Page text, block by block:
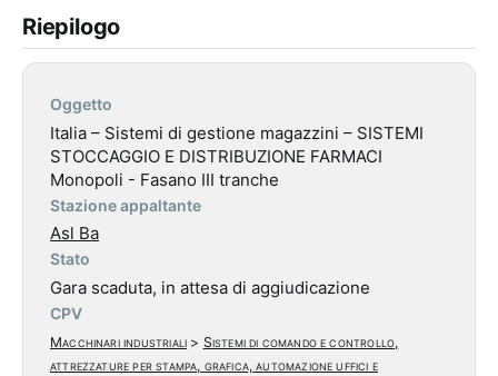
Riepilogo
Oggetto
Italia – Sistemi di gestione magazzini – SISTEMI
STOCCAGGIO E DISTRIBUZIONE FARMACI
Monopoli - Fasano III tranche
Stazione appaltante
Asl Ba
Stato
Gara scaduta, in attesa di aggiudicazione
CPV
Macchinari industriali > Sistemi di comando e controllo,
attrezzature per stampa, grafica, automazione uffici e